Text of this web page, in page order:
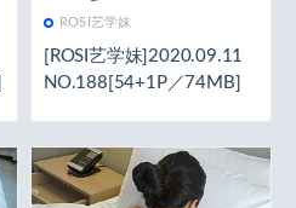
ROSI艺学妹
[ROSI艺学妹]2020.09.11
NO.188[54+1P／74MB]